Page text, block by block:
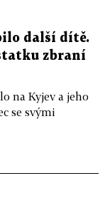
další dítě.
zbraní
na Kyjev a jeho
se svými